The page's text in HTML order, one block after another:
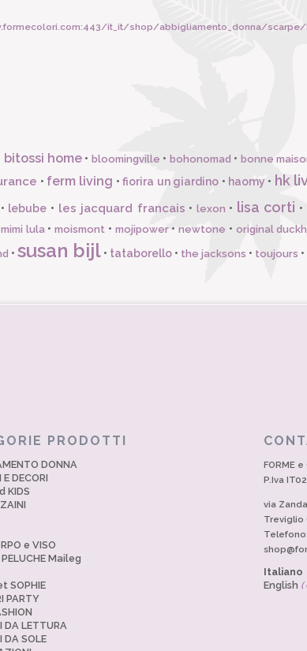
it_it/shop/abbigliamento_donna/scarpe/
bitossi home • bloomingville • bohonomad • bonne
• ferm living •fiorira un giardino • haomy • hk
• lebube • les jacquard francais • lexon • lisa corti •
mimi lula •moismont • mojipower•newtone • original
• susan bijl • tataborello • the jacksons • toujours •
PRODOTTI
DONNA
DECORI
KIDS
e VISO
Maileg
SOPHIE
PARTY
DA LETTURA
DA SOLE
FORME e
P.Iva
via
Treviglio
Italiano
English